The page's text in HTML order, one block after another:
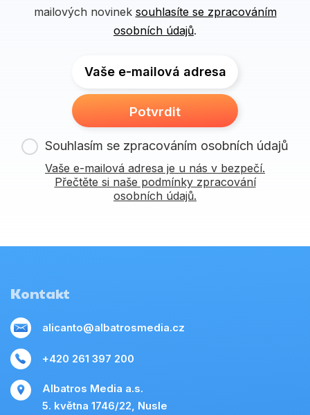
mailových novinek souhlasíte se zpracováním
osobních údajů.
Vaše e-mailová adresa
Potvrdit
Souhlasím se zpracováním osobních údajů
Vaše e-mailová adresa je u nás v bezpečí.
Přečtěte si naše podmínky zpracování
osobních údajů.
Kontakt
alicanto@albatrosmedia.cz
+420 261 397 200
Albatros Media a.s.
5. května 1746/22, Nusle